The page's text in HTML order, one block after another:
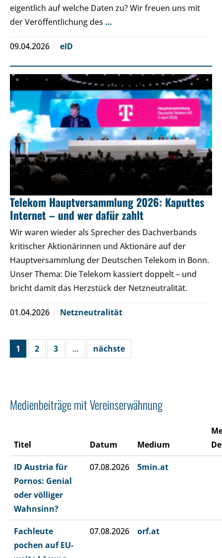
eigentlich auf welche Daten zu? Wir freuen uns mit
der Veröffentlichung des …
09.04.2026 eID
Telekom Hauptversammlung 2026: Kaputtes
Internet – und wer dafür zahlt
Wir waren wieder als Sprecher des Dachverbands
kritischer Aktionärinnen und Aktionäre auf der
Hauptversammlung der Deutschen Telekom in Bonn.
Unser Thema: Die Telekom kassiert doppelt – und
bricht damit das Herzstück der Netzneutralität.
01.04.2026 Netzneutralität
1 2 3 … nächste
Medienbeiträge mit Vereinserwähnung
Titel Datum Medium
ID Austria für
Pornos: Genial
oder völliger
Wahnsinn?
07.08.2026 5min.at
Fachleute
pochen auf EU-
07.08.2026 orf.at